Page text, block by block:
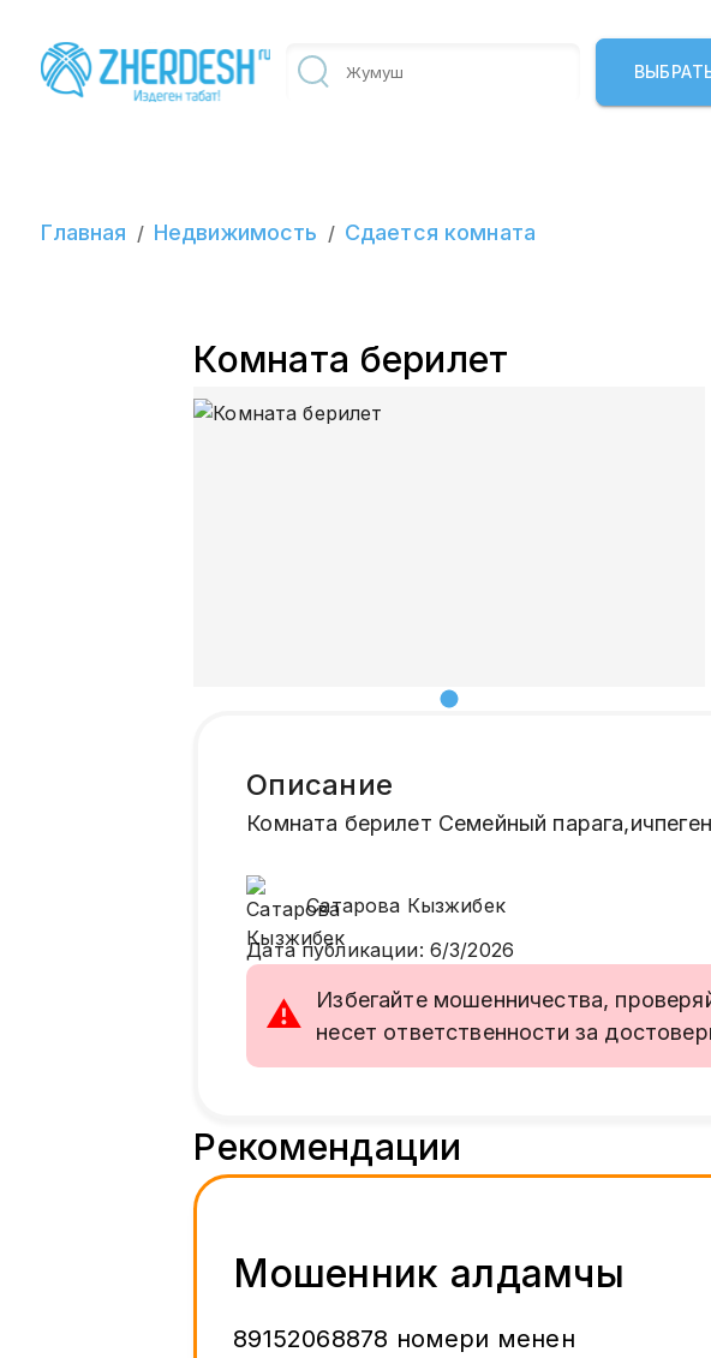
Главная / Недвижимость / Сдается комната
Комната берилет
Описание
Комната берилет Семейный
Сатарова Кызжибек
Дата публикации: 6/3/2026
⚠
Избегайте мошенничества,
несет ответственности за
Рекомендации
Мошенник алдамчы
89152068878 номери менен